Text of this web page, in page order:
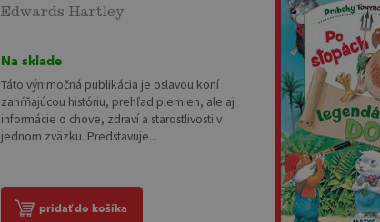
Edwards Hartley
Na sklade
Táto výnimočná publikácia je oslavou koní
zahŕňajúcou históriu, prehľad plemien, ale aj
informácie o chove, zdraví a starostlivosti v
jednom zväzku. Predstavuje...
pridať do košíka